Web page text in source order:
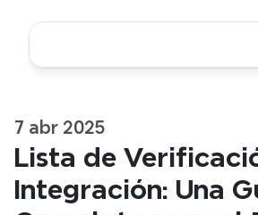
7 abr 2025
Lista de
Integración: Una